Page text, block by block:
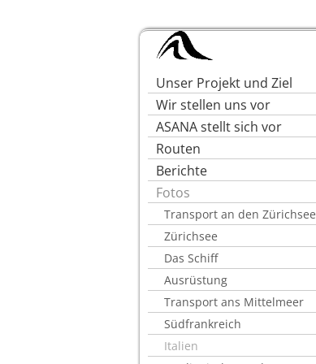
Unser Projekt und Ziel
Wir stellen uns vor
ASANA stellt sich vor
Routen
Berichte
Fotos
Transport an den Zürichsee
Zürichsee
Das Schiff
Ausrüstung
Transport ans Mittelmeer
Südfrankreich
Italien